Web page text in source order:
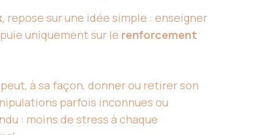
, repose sur une idée simple : enseigner
uniquement sur le renforcement
à sa façon, donner ou retirer son
parfois inconnues ou
: moins de stress à chaque